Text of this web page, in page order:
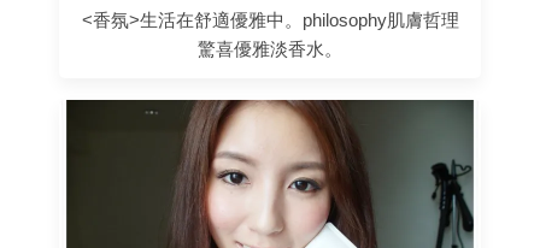
<香氛>生活在舒適優雅中。philosophy肌膚哲理
驚喜優雅淡香水。